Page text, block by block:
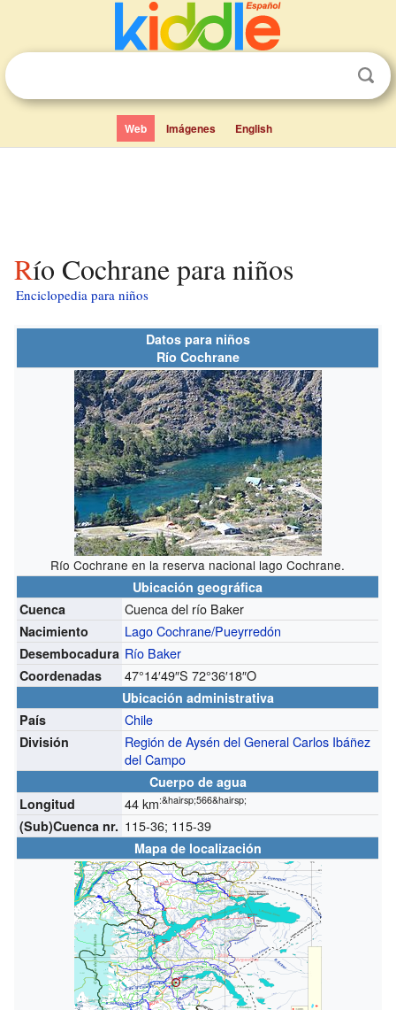
Web Imágenes English
Río Cochrane para niños
Enciclopedia para niños
Datos para niños
Río Cochrane
Río Cochrane en la reserva nacional lago Cochrane.
Ubicación geográfica
Cuenca
Cuenca del río Baker
Nacimiento Lago Cochrane/Pueyrredón
Desembocadura Río Baker
Coordenadas 47°14′49″S 72°36′18″O
Ubicación administrativa
País
Chile
División
Región de Aysén del General Carlos Ibáñez
del Campo
Cuerpo de agua
Longitud
44 km:&hairsp;566&hairsp;
(Sub)Cuenca nr. 115-36; 115-39
Mapa de localización